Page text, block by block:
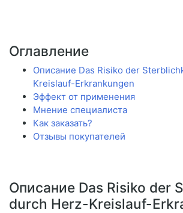
Оглавление
Описание Das Risiko der
Kreislauf-Erkrankungen
Эффект от применения
Мнение специалиста
Как заказать?
Отзывы покупателей
Описание Das Risiko der
durch Herz-Kreislauf-